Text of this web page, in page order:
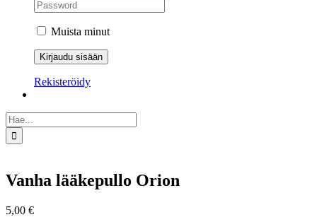
Muista minut
Rekisteröidy
Etsi
...
Vanha lääkepullo Orion
5,00 €